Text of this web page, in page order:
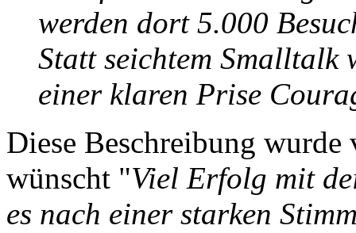
werden dort 5.000
Statt seichtem
einer klaren Prise
Diese Beschreibung
wünscht "Viel Erfolg mit
es nach einer starken